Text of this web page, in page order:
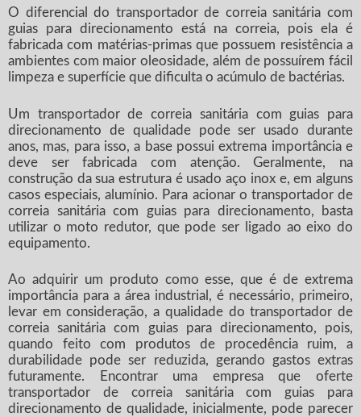
O diferencial do transportador de correia sanitária com
guias para direcionamento está na correia, pois ela é
fabricada com matérias-primas que possuem resistência a
ambientes com maior oleosidade, além de possuírem fácil
limpeza e superfície que dificulta o acúmulo de bactérias.
Um transportador de correia sanitária com guias para
direcionamento de qualidade pode ser usado durante
anos, mas, para isso, a base possui extrema importância e
deve ser fabricada com atenção. Geralmente, na
construção da sua estrutura é usado aço inox e, em alguns
casos especiais, alumínio. Para acionar o transportador de
correia sanitária com guias para direcionamento, basta
utilizar o moto redutor, que pode ser ligado ao eixo do
equipamento.
Ao adquirir um produto como esse, que é de extrema
importância para a área industrial, é necessário, primeiro,
levar em consideração, a qualidade dotransportador de
correia sanitária com guias para direcionamento, pois,
quando feito com produtos de procedência ruim, a
durabilidade pode ser reduzida, gerando gastos extras
futuramente. Encontrar uma empresa que oferte
transportador de correia sanitária com guias para
direcionamento de qualidade, inicialmente, pode parecer